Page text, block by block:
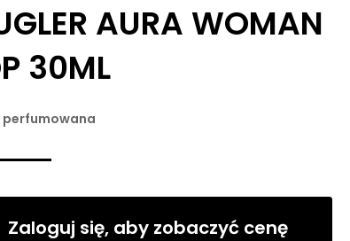
AURA WOMAN
30ML
Zaloguj się, aby zobaczyć cenę